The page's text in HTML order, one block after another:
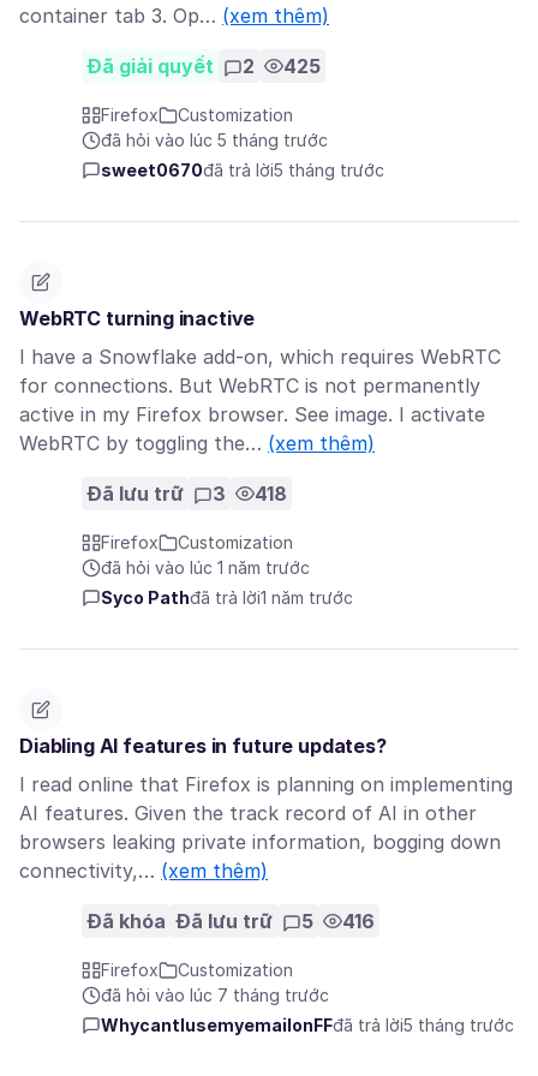
container tab 3. Op… (xem thêm)
Đã giải quyết 2 425
Firefox
Customization
đã hỏi vào lúc 5 tháng trước
sweet0670đã trả lời5 tháng trước
WebRTC turning inactive
I have a Snowflake add-on, which requires WebRTC
for connections. But WebRTC is not permanently
active in my Firefox browser. See image. I activate
WebRTC by toggling the… (xem thêm)
Đã lưu trữ 3 418
Firefox
Customization
đã hỏi vào lúc 1 năm trước
Syco Pathđã trả lời1 năm trước
Diabling AI features in future updates?
I read online that Firefox is planning on implementing
AI features. Given the track record of AI in other
browsers leaking private information, bogging down
connectivity,… (xem thêm)
Đã khóa Đã lưu trữ 5 416
Firefox
Customization
đã hỏi vào lúc 7 tháng trước
WhycantIusemyemailonFFđã trả lời5 tháng trước